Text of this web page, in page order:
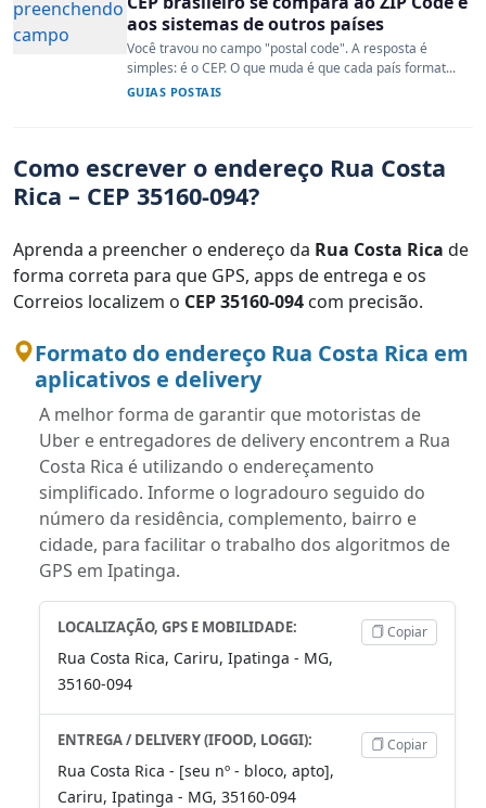
aos sistemas de outros países
Você travou no campo "postal code". A resposta é
simples: é o CEP. O que muda é que cada país format...
GUIAS POSTAIS
Como escrever o endereço Rua Costa
Rica – CEP 35160-094?
Aprenda a preencher o endereço da Rua Costa Rica de
forma correta para que GPS, apps de entrega e os
Correios localizem o CEP 35160-094 com precisão.
Formato do endereço Rua Costa Rica em
aplicativos e delivery
A melhor forma de garantir que motoristas de
Uber e entregadores de delivery encontrem a Rua
Costa Rica é utilizando o endereçamento
simplificado. Informe o logradouro seguido do
número da residência, complemento, bairro e
cidade, para facilitar o trabalho dos algoritmos de
GPS em Ipatinga.
LOCALIZAÇÃO, GPS E MOBILIDADE:
Rua Costa Rica, Cariru, Ipatinga - MG,
35160-094
Copiar
ENTREGA / DELIVERY (IFOOD, LOGGI):
Rua Costa Rica - [seu nº - bloco, apto],
Cariru, Ipatinga - MG, 35160-094
Copiar